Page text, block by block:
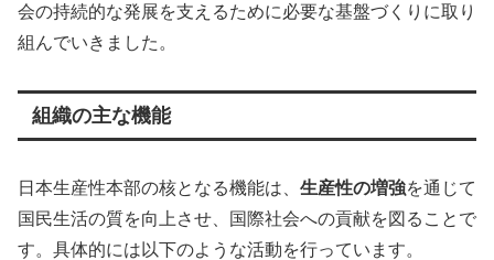
会の持続的な発展を支えるために必要な基盤づくりに取り
組んでいきました。
組織の主な機能
日本生産性本部の核となる機能は、 生産性の増強を通じて
国民生活の質を向上させ、国際社会への貢献を図ることで
す。具体的には以下のような活動を行っています。